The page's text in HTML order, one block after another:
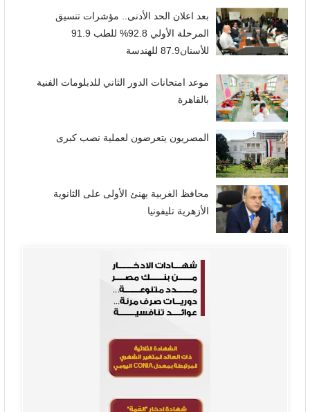
بعد اعلان الحد الأدنى.. مؤشرات تنسيق
المرحلة الأولي 92.8% للطب 91.9
للأسنان87.9 للهندسة
موعد امتحانات الدور الثاني للدبلومات الفنية
بالقاهرة
المصريون يتعرضون لعملية نصب كبرى
محافظ الغربية يهنئ الأولى على الثانوية
الأزهرية تليفونيا